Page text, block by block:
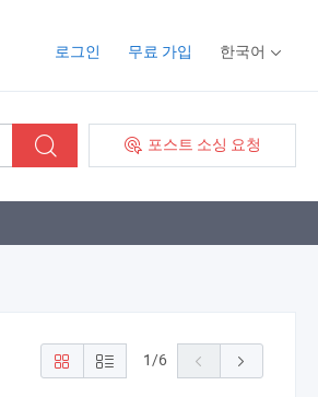
로그인 무료 가입 한국어
포스트 소싱 요청
1/6